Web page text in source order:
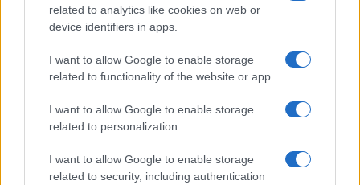
related to analytics like cookies on web or
device identifiers in apps.
I want to allow Google to enable storage
related to functionality of the website or app.
I want to allow Google to enable storage
related to personalization.
I want to allow Google to enable storage
related to security, including authentication
KIOSK